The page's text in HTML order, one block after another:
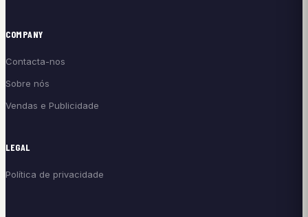
COMPANY
Contacta-nos
Sobre nós
Vendas e Publicidade
LEGAL
Política de privacidade